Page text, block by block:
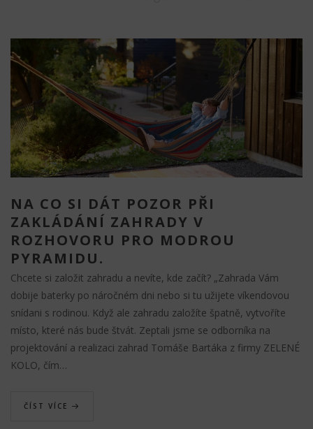
NA CO SI DÁT POZOR PŘI
ZAKLÁDÁNÍ ZAHRADY V
ROZHOVORU PRO MODROU
PYRAMIDU.
Chcete si založit zahradu a nevíte, kde začít? „Zahrada Vám
dobije baterky po náročném dni nebo si tu užijete víkendovou
snídani s rodinou. Když ale zahradu založíte špatně, vytvoříte
místo, které nás bude štvát. Zeptali jsme se odborníka na
projektování a realizaci zahrad Tomáše Bartáka z firmy ZELENÉ
KOLO, čím…
ČÍST VÍCE